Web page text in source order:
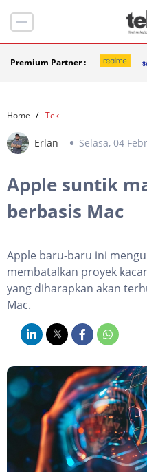
Premium Partner :
Home Tek
Erlan Selasa, 04
Apple suntik
berbasis Mac
Apple baru-baru ini
membatalkan proyek
yang diharapkan akan
Mac.